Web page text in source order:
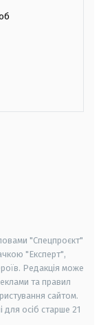
"Спецпроєкт"
"Експерт",
Редакція може
та правил
сайтом.
для осіб старше 21